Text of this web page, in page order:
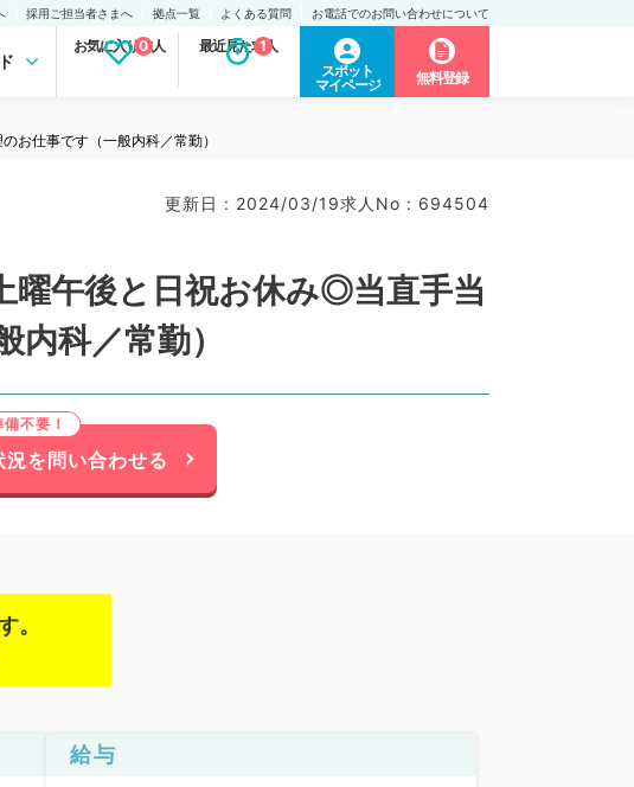
採用ご担当者さまへ 拠点一覧 よくある質問 お電話でのお問い合わせについて
お気に入り求人
0 最近見た求人
1
スポット
マイページ
無料登録
お仕事です（一般内科／常勤）
更新日 : 2024/03/19求人No : 694504
曜午後と日祝お休み◎当直手当
科／常勤）
を問い合わせる
。
給与